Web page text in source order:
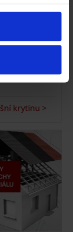
na střešní
krytinu >